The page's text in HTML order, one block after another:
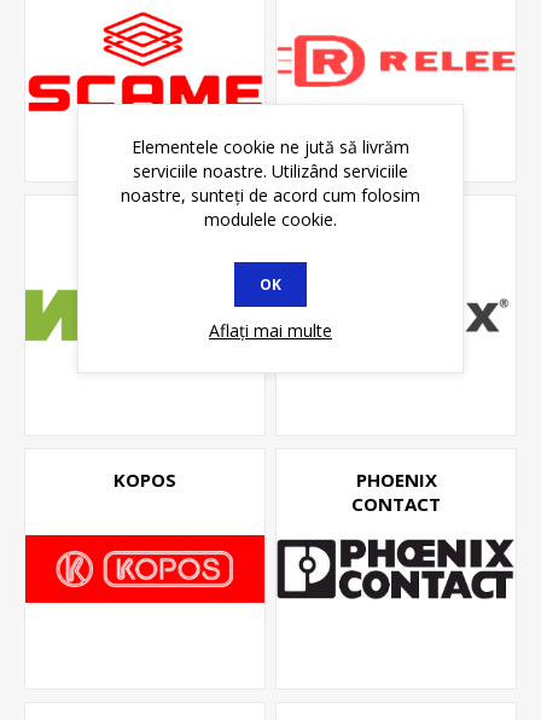
KOPOS
PHOENIX
CONTACT
Elementele cookie ne jută să livrăm
serviciile noastre. Utilizând serviciile
noastre, sunteți de acord cum folosim
modulele cookie.
OK
Aflați mai multe